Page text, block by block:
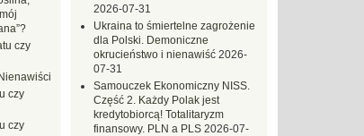
2026-07-31
Ukraina to śmiertelne zagrożenie
dla Polski. Demoniczne
okrucieństwo i nienawiść 2026-
07-31
Samouczek Ekonomiczny NISS.
Część 2. Każdy Polak jest
kredytobiorcą! Totalitaryzm
finansowy. PLN a PLS 2026-07-
czy
czy
czy